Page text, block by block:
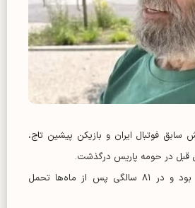
سابق فوتبال ایران و بازیکن پیشین تاج،
قبل در حومه پاریس درگذشت.
قلیچ‌خانی متولد ۱۳۲۴ بود و در ۸۱ سالگی پس از ماه‌ها تحمل